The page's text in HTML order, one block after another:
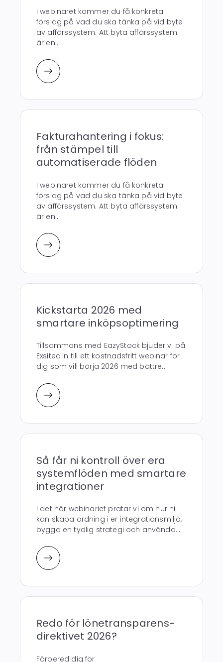
I webinaret kommer du få konkreta
förslag på vad du ska tänka på vid byte
av affärssystem. Att byta affärssystem
är en...
Fakturahantering i fokus:
från stämpel till
automatiserade flöden
I webinaret kommer du få konkreta
förslag på vad du ska tänka på vid byte
av affärssystem. Att byta affärssystem
är en...
Kickstarta 2026 med
smartare inköpsoptimering
Tillsammans med EazyStock bjuder vi på
Exsitec in till ett kostnadsfritt webinar för
dig som vill börja 2026 med bättre...
Så får ni kontroll över era
systemflöden med smartare
integrationer
I det här webinariet pratar vi om hur ni
kan skapa ordning i er integrationsmiljö,
bygga en tydlig strategi och använda...
Redo för lönetransparens-
direktivet 2026?
Förbered dig för